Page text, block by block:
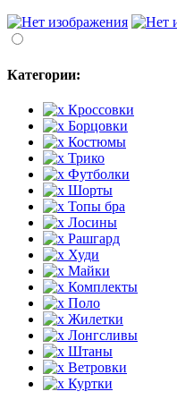
Категории:
Кроссовки
Борцовки
Костюмы
Трико
Футболки
Шорты
Топы бра
Лосины
Рашгард
Худи
Майки
Комплекты
Поло
Жилетки
Лонгсливы
Штаны
Ветровки
Куртки